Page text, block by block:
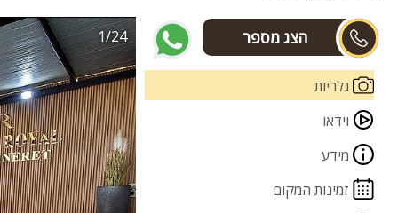
כמאל
גלריות
וידאו
מידע
זמינות המקום
1/24